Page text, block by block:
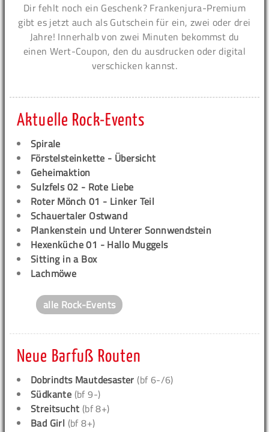
Dir fehlt noch ein Geschenk? Frankenjura-Premium
gibt es jetzt auch als Gutschein für ein, zwei oder drei
Jahre! Innerhalb von zwei Minuten bekommst du
einen Wert-Coupon, den du ausdrucken oder digital
verschicken kannst.
Aktuelle Rock-Events
Spirale
Förstelsteinkette - Übersicht
Geheimaktion
Sulzfels 02 - Rote Liebe
Roter Mönch 01 - Linker Teil
Schauertaler Ostwand
Plankenstein und Unterer Sonnwendstein
Hexenküche 01 - Hallo Muggels
Sitting in a Box
Lachmöwe
alle Rock-Events
Neue Barfuß Routen
Dobrindts Mautdesaster (bf 6-/6)
Südkante (bf 9-)
Streitsucht (bf 8+)
Bad Girl (bf 8+)